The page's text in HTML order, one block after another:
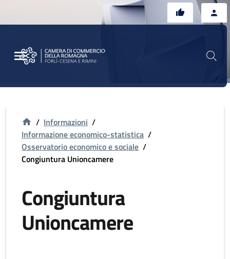
/ Informazioni /
Informazione economico-statistica /
Osservatorio economico e sociale /
Congiuntura Unioncamere
Congiuntura
Unioncamere